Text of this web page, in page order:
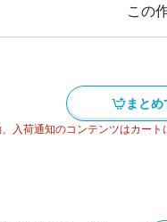
この
まと
入荷通知のコンテンツはカート